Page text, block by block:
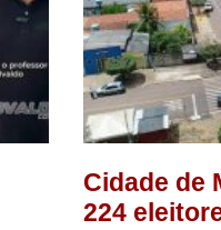
Cidade de
224